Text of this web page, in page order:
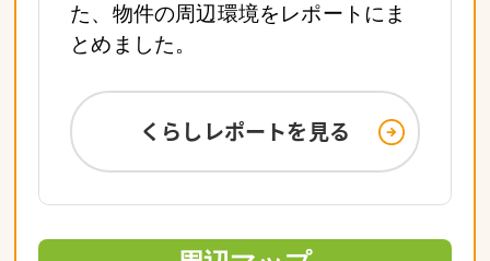
た、物件の周辺環境をレポートにま
とめました。
くらしレポートを見る